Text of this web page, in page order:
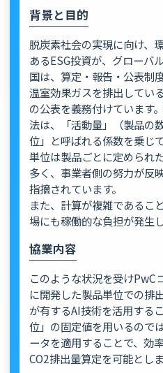
背景と目的
脱炭素社会の実現に向け、
あるESG投資が、グローバ
国は、算定・報告・公表制
温室効果ガスを排出してい
の公表を義務付けています
法は、「活動量」（製品の
位」と呼ばれる係数を乗じ
単位は製品ごとに定められ
多く、事業者側の努力が反
指摘されています。
また、計算が複雑であるこ
場にも稼働的な負担が発生
協業内容
このような状況を受けPwC
に開発した製品単位での排
が有するAI技術を活用する
位」の固定値を用いるので
ータを適用することで、効
CO2排出量算定を可能としま